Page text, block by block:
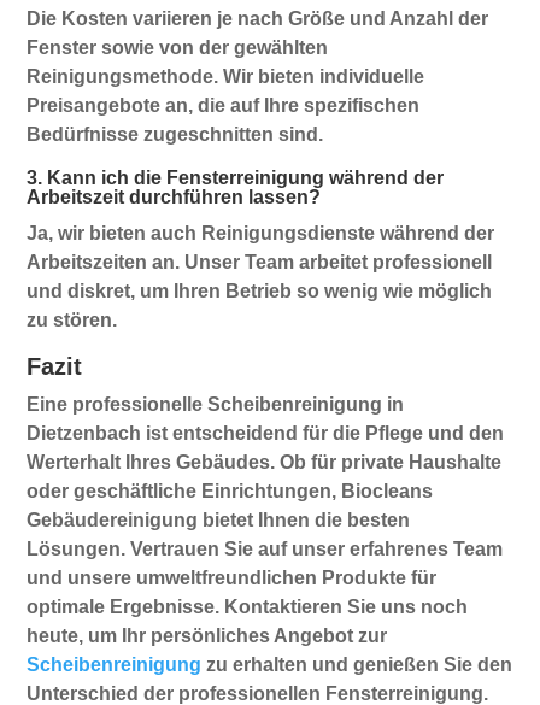
Die Kosten variieren je nach Größe und Anzahl der
Fenster sowie von der gewählten
Reinigungsmethode. Wir bieten individuelle
Preisangebote an, die auf Ihre spezifischen
Bedürfnisse zugeschnitten sind.
3. Kann ich die Fensterreinigung während der
Arbeitszeit durchführen lassen?
Ja, wir bieten auch Reinigungsdienste während der
Arbeitszeiten an. Unser Team arbeitet professionell
und diskret, um Ihren Betrieb so wenig wie möglich
zu stören.
Fazit
Eine professionelleScheibenreinigung in
Dietzenbach ist entscheidend für die Pflege und den
Werterhalt Ihres Gebäudes. Ob für private Haushalte
oder geschäftliche Einrichtungen, Biocleans
Gebäudereinigung bietet Ihnen die besten
Lösungen. Vertrauen Sie auf unser erfahrenes Team
und unsere umweltfreundlichen Produkte für
optimale Ergebnisse. Kontaktieren Sie uns noch
heute, um Ihr persönliches Angebot zur
Scheibenreinigung zu erhalten und genießen Sie den
Unterschied der professionellen Fensterreinigung.